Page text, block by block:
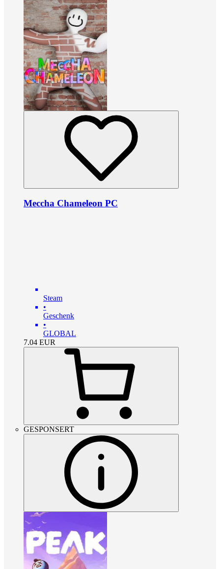
Meccha Chameleon PC
Steam
•
Geschenk
•
GLOBAL
7.04 EUR
GESPONSERT